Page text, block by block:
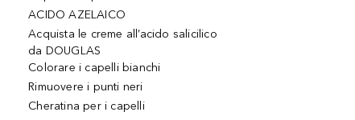
ACIDO AZELAICO
Acquista le creme all’acido salicilico
da DOUGLAS
Colorare i capelli bianchi
Rimuovere i punti neri
Cheratina per i capelli